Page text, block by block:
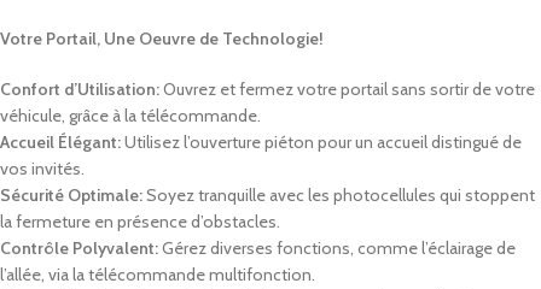
Votre Portail, Une Oeuvre de Technologie!
Confort d’Utilisation:Ouvrez et fermez votre portail sans sortir de votre
véhicule, grâce à la télécommande.
Accueil Élégant:Utilisez l’ouverture piéton pour un accueil distingué de
vos invités.
Sécurité Optimale:Soyez tranquille avec les photocellules qui stoppent
la fermeture en présence d’obstacles.
Contrôle Polyvalent:Gérez diverses fonctions, comme l’éclairage de
l’allée, via la télécommande multifonction.